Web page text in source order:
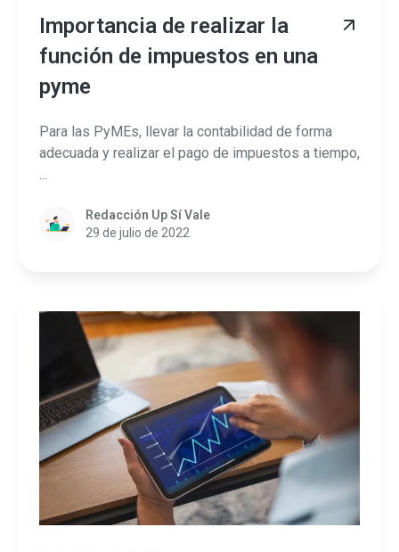
Importancia de realizar la
función de impuestos en una
pyme
Para las PyMEs, llevar la contabilidad de forma
adecuada y realizar el pago de impuestos a tiempo,
...
Redacción Up Sí Vale
29 de julio de 2022